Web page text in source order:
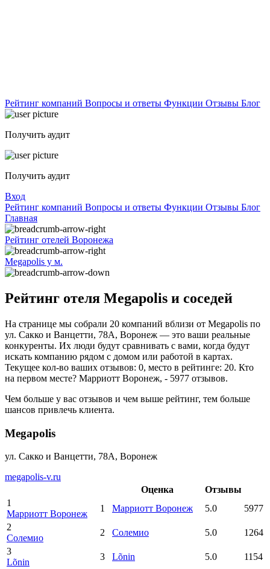
Рейтинг компаний Вопросы и ответы Функции Отзывы Блог
Получить аудит
Получить аудит
Вход
Рейтинг компаний Вопросы и ответы Функции Отзывы Блог
Главная
Рейтинг отелей Воронежа
Megapolis у м.
Рейтинг отеля Megapolis и соседей
На странице мы собрали 20 компаний вблизи от Megapolis по
ул. Сакко и Ванцетти, 78А, Воронеж — это ваши реальные
конкуренты. Их люди будут сравнивать с вами, когда будут
искать компанию рядом с домом или работой в картах.
Текущее кол-во ваших отзывов: 0, место в рейтинге: 20. Кто
на первом месте? Марриотт Воронеж, - 5977 отзывов.
Чем больше у вас отзывов и чем выше рейтинг, тем больше
шансов привлечь клиента.
Megapolis
ул. Сакко и Ванцетти, 78А, Воронеж
megapolis-v.ru
Оценка
Отзывы
1
Марриотт Воронеж
1 Марриотт Воронеж 5.0
5977
2
Солемио
2 Солемио 5.0
1264
3
Lõnin
3 Lõnin 5.0
1154